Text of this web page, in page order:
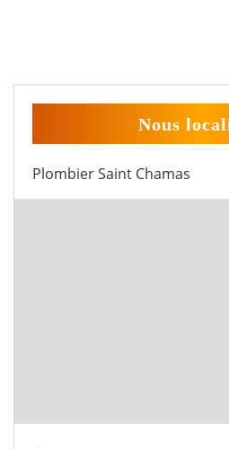
Nous
Plombier Saint Chamas